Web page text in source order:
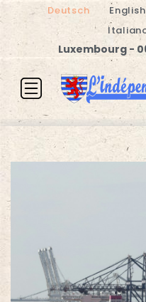
Deutsch English
Luxembourg -